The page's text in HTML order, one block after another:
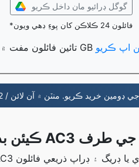
گوگل ڊرائيو مان داخل ڪريو
*فائلون 24 ڪلاڪن کان پوءِ ڊهي ويون
اپ ڪريو